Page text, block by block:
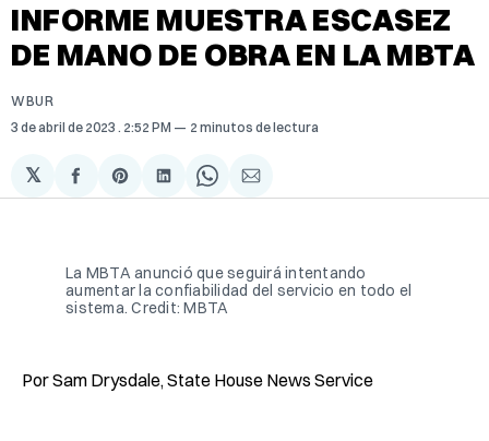
INFORME MUESTRA ESCASEZ
DE MANO DE OBRA EN LA MBTA
WBUR
3 de abril de 2023 . 2:52 PM 2 minutos de lectura
𝕏
Compartir
en
Share
on
Compartir
en
Share
on
Compartir
via
La MBTA anunció que seguirá intentando
aumentar la confiabilidad del servicio en todo el
sistema. Credit: MBTA
Por Sam Drysdale, State House News Service